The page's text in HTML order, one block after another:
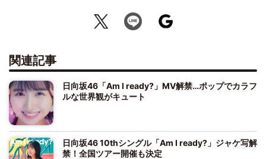
関連記事
日向坂46「Am I ready?」MV解禁…ポップでカラフ
ルな世界観がキュート
日向坂46 10thシングル「Am I ready?」ジャケ写解
禁！全国ツアー開催も決定